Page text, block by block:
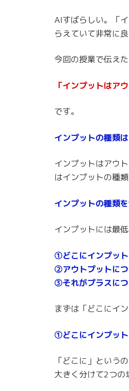
AIすばらしい。「
らえていて非常に
今回の授業で伝え
「インプットはア
です。
インプットの種類
インプットはアウ
はインプットの種
インプットの種類
インプットには最
①どこにインプッ
②アウトプットに
③それがプラスに
まずは「どこにイ
①どこにインプッ
「どこに」という
大きく分けて2つの